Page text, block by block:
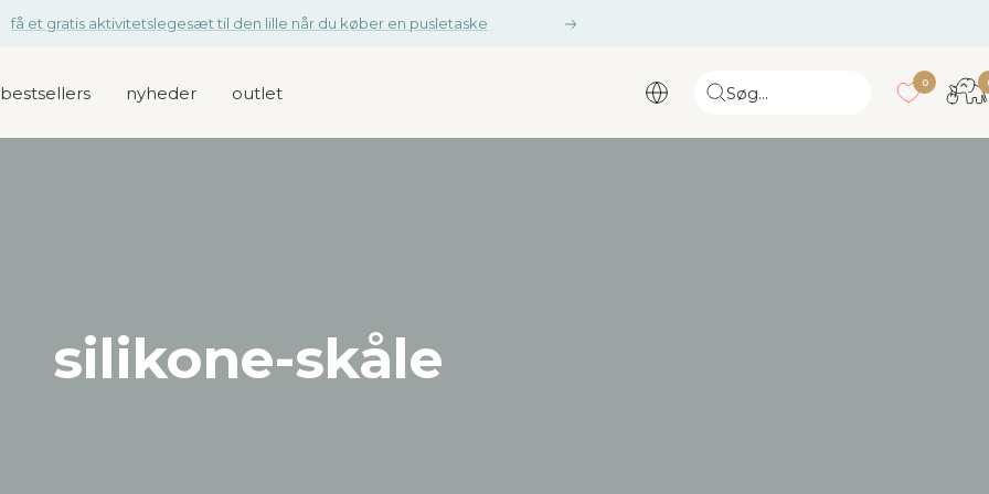
få et gratis aktivitetslegesæt til den lille når du køber en pusletaske
Næste
bestsellers nyheder outlet Søg... 0
silikone-skåle